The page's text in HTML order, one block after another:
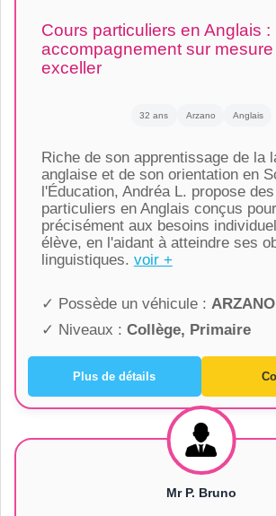
Cours particuliers en Anglais :
accompagnement sur
exceller
32 ans Arzano Anglais
Riche de son apprentissage de la
anglaise et de son orientation en
l'Éducation, Andréa L. propose
particuliers en Anglais conçus
précisément aux besoins
élève, en l'aidant à atteindre ses
linguistiques. voir +
✓ Possède un véhicule : ARZANO
✓ Niveaux : Collège, Primaire
Plus de détails
Mr P. Bruno